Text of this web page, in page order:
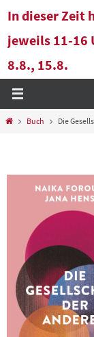
In dieser Zeit
jeweils 11-16
8.8., 15.8.
StartBuch Die